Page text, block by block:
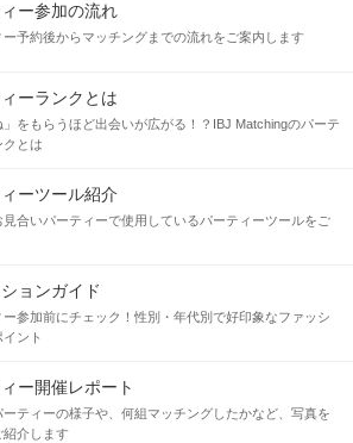
ー参加の流れ
ー予約後からマッチングまでの流れをご案内します
ーランクとは
」をもらうほど出会いが広がる！？IBJ Matchingのパーテ
クとは
ーツール紹介
見合いパーティーで使用しているパーティーツールをご
ョンガイド
ー参加前にチェック！性別・年代別で好印象なファッシ
イント
ー開催レポート
ーティーの様子や、何組マッチングしたかなど、写真を
紹介します